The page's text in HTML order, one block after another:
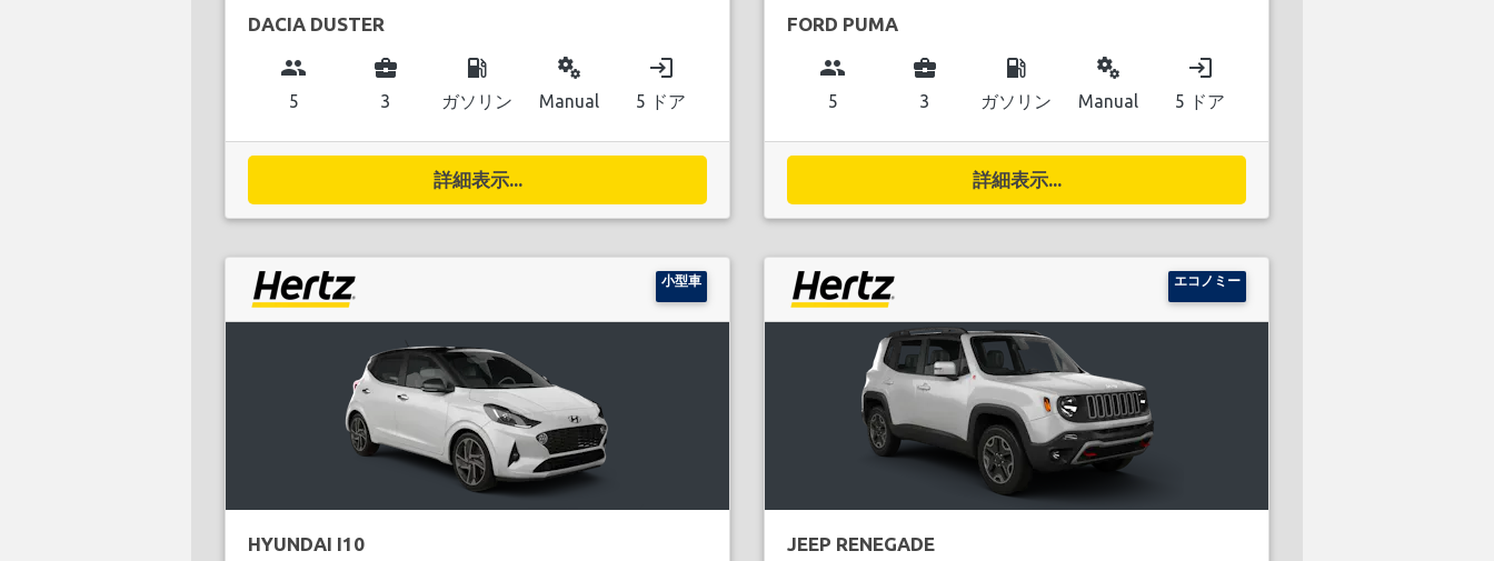
DACIA DUSTER
group
5
business_center
3
local_gas_station
ガソリン
miscellaneous_services
Manual
login
5 ドア
詳細表示...
FORD PUMA
group
5
business_center
3
local_gas_station
ガソリン
miscellaneous_services
Manual
login
5 ドア
詳細表示...
小型車
HYUNDAI I10
エコノミー
JEEP RENEGADE